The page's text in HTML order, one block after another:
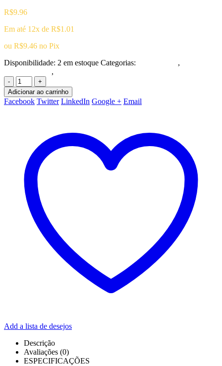
R$9.96
Em até 12x de R$1.01
ou R$9.46 no Pix
Disponibilidade: 2 em estoque Categorias:
,
,
-
+
Adicionar ao carrinho
Facebook Twitter LinkedIn Google + Email
Add a lista de desejos
Descrição
Avaliações (0)
ESPECIFICAÇÕES